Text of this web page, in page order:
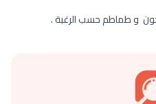
و طماطم حسب الرغبة .